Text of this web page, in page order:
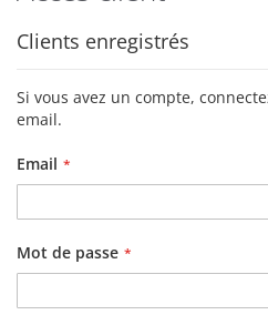
Clients enregistrés
Si vous avez un compte,
email.
Email
Mot de passe